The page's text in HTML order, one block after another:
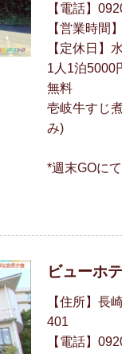
【電話】
【営業時間
【定休日】
1人1泊5000
無料
壱岐牛すじ
み)
*週末GOに
ビューホ
【住所】長
401
【電話】